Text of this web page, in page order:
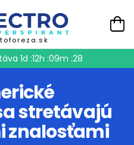
1d :12h :09m :28
stretávajú
znalosťami